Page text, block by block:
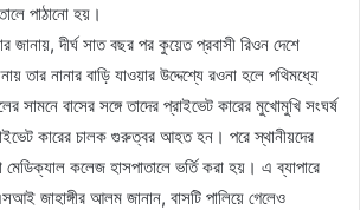
পাঠানো হয়।
জানায়, দীর্ঘ সাত বছর পর কুয়েত প্রবাসী রিওন দেশে
তার নানার বাড়ি যাওয়ার উদ্দেশ্যে রওনা হলে পথিমধ্যে
সামনে বাসের সঙ্গে তাদের প্রাইভেট কারের মুখোমুখি সংঘর্ষ
কারের চালক গুরুত্বর আহত হন। পরে স্থানীয়দের
কলেজ হাসপাতালে ভর্তি করা হয়। এ ব্যাপারে
জাহাঙ্গীর আলম জানান, বাসটি পালিয়ে গেলেও